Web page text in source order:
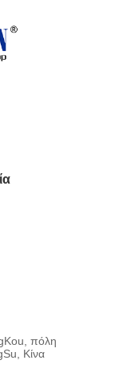
πόλη
Κίνα